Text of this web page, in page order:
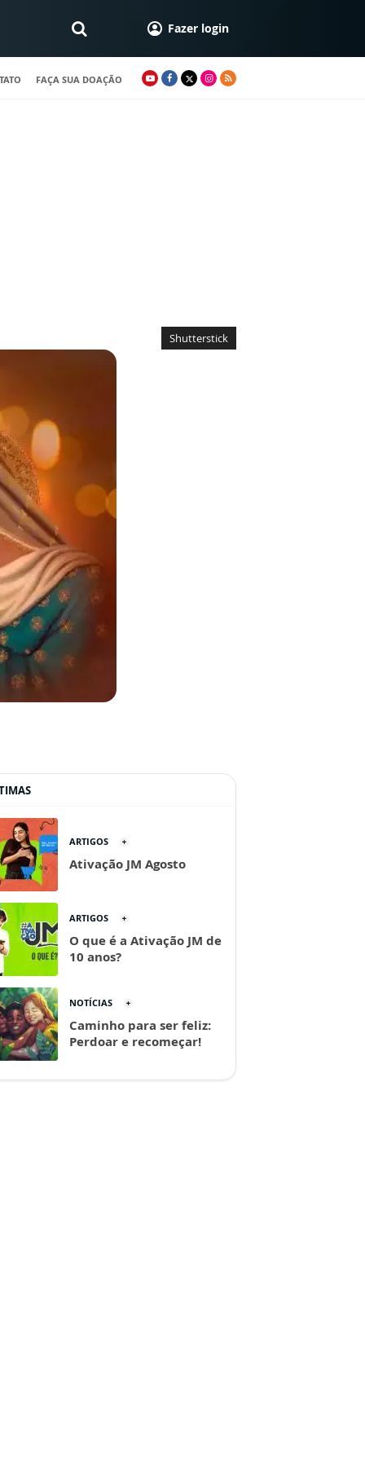
Fazer login
FAÇA SUA DOAÇÃO
Shutterstick
ARTIGOS
Ativação JM Agosto
ARTIGOS
O que é a Ativação JM de
10 anos?
NOTÍCIAS
Caminho para ser feliz:
Perdoar e recomeçar!